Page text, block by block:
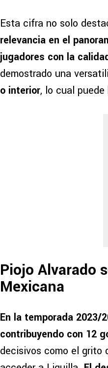
Esta cifra no solo
relevancia en el
jugadores con la
demostrado una
o interior, lo cual
Piojo Alvarado
Mexicana
En la temporada 2023/
contribuyendo con 12
decisivos como el grito